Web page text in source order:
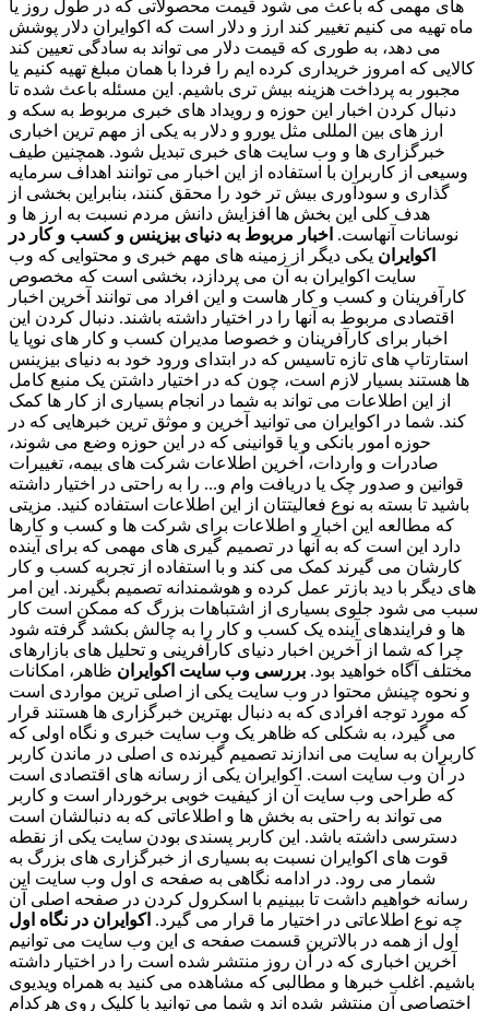
های مهمی که باعث می شود قیمت محصولاتی که در طول روز یا
ماه تهیه می کنیم تغییر کند ارز و دلار است که اکوایران دلار پوشش
می دهد، به طوری که قیمت دلار می تواند به سادگی تعیین کند
کالایی که امروز خریداری کرده ایم را فردا با همان مبلغ تهیه کنیم یا
مجبور به پرداخت هزینه بیش تری باشیم. این مسئله باعث شده تا
دنبال کردن اخبار این حوزه و رویداد های خبری مربوط به سکه و
ارز های بین المللی مثل یورو و دلار به یکی از مهم ترین اخباری
خبرگزاری ها و وب سایت های خبری تبدیل شود. همچنین طیف
وسیعی از کاربران با استفاده از این اخبار می توانند اهداف سرمایه
گذاری و سودآوری بیش تر خود را محقق کنند، بنابراین بخشی از
هدف کلی این بخش ها افزایش دانش مردم نسبت به ارز ها و
نوسانات آنهاست. اخبار مربوط به دنیای بیزینس و کسب و کار در
اکوایران یکی دیگر از زمینه های مهم خبری و محتوایی که وب
سایت اکوایران به آن می پردازد، بخشی است که مخصوص
کارآفرینان و کسب و کار هاست و این افراد می توانند آخرین اخبار
اقتصادی مربوط به آنها را در اختیار داشته باشند. دنبال کردن این
اخبار برای کارآفرینان و خصوصا مدیران کسب و کار های نوپا یا
استارتاپ های تازه تاسیس که در ابتدای ورود خود به دنیای بیزینس
ها هستند بسیار لازم است، چون که در اختیار داشتن یک منبع کامل
از این اطلاعات می تواند به شما در انجام بسیاری از کار ها کمک
کند. شما در اکوایران می توانید آخرین و موثق ترین خبرهایی که در
حوزه امور بانکی و یا قوانینی که در این حوزه وضع می شوند،
صادرات و واردات، آخرین اطلاعات شرکت های بیمه، تغییرات
قوانین و صدور چک یا دریافت وام و... را به راحتی در اختیار داشته
باشید تا بسته به نوع فعالیتتان از این اطلاعات استفاده کنید. مزیتی
که مطالعه این اخبار و اطلاعات برای شرکت ها و کسب و کارها
دارد این است که به آنها در تصمیم گیری های مهمی که برای آینده
کارشان می گیرند کمک می کند و با استفاده از تجربه کسب و کار
های دیگر با دید بازتر عمل کرده و هوشمندانه تصمیم بگیرند. این امر
سبب می شود جلوی بسیاری از اشتباهات بزرگ که ممکن است کار
ها و فرایندهای آینده یک کسب و کار را به چالش بکشد گرفته شود
چرا که شما از آخرین اخبار دنیای کارآفرینی و تحلیل های بازارهای
مختلف آگاه خواهید بود. بررسی وب سایت اکوایران ظاهر، امکانات
و نحوه چینش محتوا در وب سایت یکی از اصلی ترین مواردی است
که مورد توجه افرادی که به دنبال بهترین خبرگزاری ها هستند قرار
می گیرد، به شکلی که ظاهر یک وب سایت خبری و نگاه اولی که
کاربران به سایت می اندازند تصمیم گیرنده ی اصلی در ماندن کاربر
در آن وب سایت است. اکوایران یکی از رسانه های اقتصادی است
که طراحی وب سایت آن از کیفیت خوبی برخوردار است و کاربر
می تواند به راحتی به بخش ها و اطلاعاتی که به دنبالشان است
دسترسی داشته باشد. این کاربر پسندی بودن سایت یکی از نقطه
قوت های اکوایران نسبت به بسیاری از خبرگزاری های بزرگ به
شمار می رود. در ادامه نگاهی به صفحه ی اول وب سایت این
رسانه خواهیم داشت تا ببینیم با اسکرول کردن در صفحه اصلی آن
چه نوع اطلاعاتی در اختیار ما قرار می گیرد. اکوایران در نگاه اول
اول از همه در بالاترین قسمت صفحه ی این وب سایت می توانیم
آخرین اخباری که در آن روز منتشر شده است را در اختیار داشته
باشیم. اغلب خبرها و مطالبی که مشاهده می کنید به همراه ویدیوی
اختصاصی آن منتشر شده اند و شما می توانید با کلیک روی هرکدام